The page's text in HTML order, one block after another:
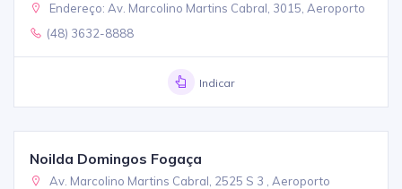
Endereço: Av. Marcolino Martins Cabral, 3015, Aeroporto
(48) 3632-8888
Indicar
Noilda Domingos Fogaça
Av. Marcolino Martins Cabral, 2525 S 3 , Aeroporto